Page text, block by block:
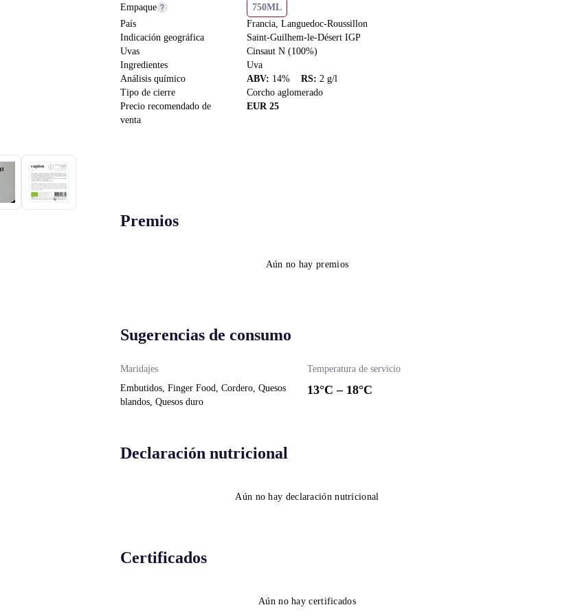
Empaque
750ML
País
Francia, Languedoc-Roussillon
Indicación geográfica
Saint-Guilhem-le-Désert IGP
Uvas
Cinsaut N (100%)
Ingredientes
Uva
Análisis químico
ABV: 14% RS: 2 g/l
Tipo de cierre
Corcho aglomerado
Precio recomendado de
venta
EUR 25
Premios
Aún no hay premios
Sugerencias de consumo
Maridajes
Embutidos, Finger Food, Cordero, Quesos
blandos, Quesos duro
Temperatura de servicio
13°C – 18°C
Declaración nutricional
Aún no hay declaración nutricional
Certificados
Aún no hay certificados